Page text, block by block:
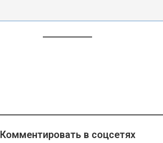
Комментировать в соцсетях